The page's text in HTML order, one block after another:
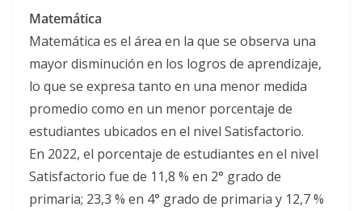
Matemática
Matemática es el área en la que se observa una
mayor disminución en los logros de aprendizaje,
lo que se expresa tanto en una menor medida
promedio como en un menor porcentaje de
estudiantes ubicados en el nivel Satisfactorio.
En 2022, el porcentaje de estudiantes en el nivel
Satisfactorio fue de 11,8 % en 2° grado de
primaria; 23,3 % en 4° grado de primaria y 12,7 %